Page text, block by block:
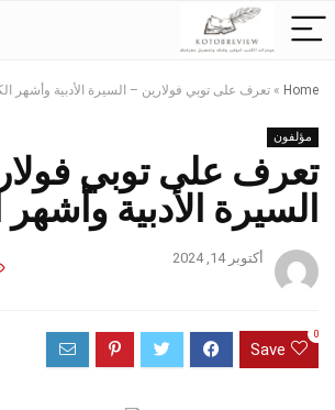
Home
» تعرف على توبي فولارين – السيرة الأدبية وأشهر
مؤلفون
تعرف على توبي
السيرة الأدبية
أكتوبر 14, 2024
Save
0